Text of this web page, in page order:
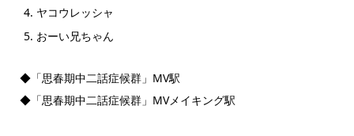
ヤコウレッシャ
おーい兄ちゃん
◆「思春期中二話症候群」MV駅
◆「思春期中二話症候群」MVメイキング駅